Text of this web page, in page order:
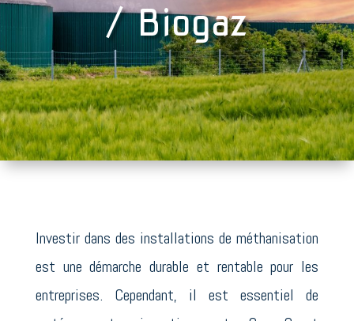
/ Biogaz
Investir dans des installations de méthanisation
est une démarche durable et rentable pour les
entreprises. Cependant, il est essentiel de